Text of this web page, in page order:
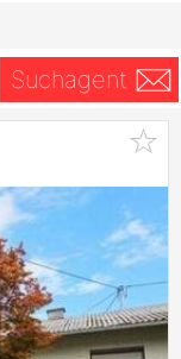
Suchagent